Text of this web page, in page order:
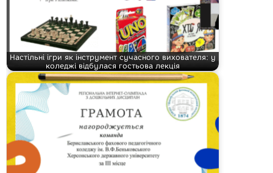
Настільні ігри як інструмент сучасного вихователя: у
коледжі відбулася гостьова лекція